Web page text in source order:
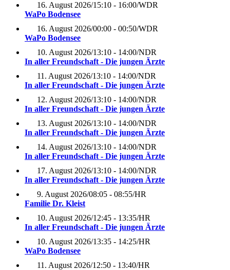
16. August 2026/15:10 - 16:00/WDR
WaPo Bodensee
16. August 2026/00:00 - 00:50/WDR
WaPo Bodensee
10. August 2026/13:10 - 14:00/NDR
In aller Freundschaft - Die jungen Ärzte
11. August 2026/13:10 - 14:00/NDR
In aller Freundschaft - Die jungen Ärzte
12. August 2026/13:10 - 14:00/NDR
In aller Freundschaft - Die jungen Ärzte
13. August 2026/13:10 - 14:00/NDR
In aller Freundschaft - Die jungen Ärzte
14. August 2026/13:10 - 14:00/NDR
In aller Freundschaft - Die jungen Ärzte
17. August 2026/13:10 - 14:00/NDR
In aller Freundschaft - Die jungen Ärzte
9. August 2026/08:05 - 08:55/HR
Familie Dr. Kleist
10. August 2026/12:45 - 13:35/HR
In aller Freundschaft - Die jungen Ärzte
10. August 2026/13:35 - 14:25/HR
WaPo Bodensee
11. August 2026/12:50 - 13:40/HR